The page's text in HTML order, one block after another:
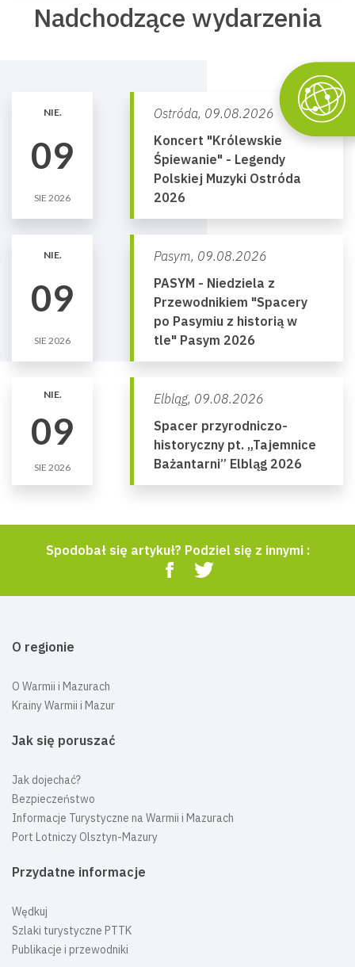
Nadchodzące wydarzenia
NIE.
09
SIE 2026
Ostróda, 09.08.2026
Koncert "Królewskie
Śpiewanie" - Legendy
Polskiej Muzyki Ostróda
2026
NIE.
09
SIE 2026
Pasym, 09.08.2026
PASYM - Niedziela z
Przewodnikiem "Spacery
po Pasymiu z historią w
tle" Pasym 2026
NIE.
09
SIE 2026
Elbląg, 09.08.2026
Spacer przyrodniczo-
historyczny pt. „Tajemnice
Bażantarni” Elbląg 2026
Spodobał się artykuł? Podziel się z innymi :
O regionie
O Warmii i Mazurach
Krainy Warmii i Mazur
Jak się poruszać
Jak dojechać?
Bezpieczeństwo
Informacje Turystyczne na Warmii i Mazurach
Port Lotniczy Olsztyn-Mazury
Przydatne informacje
Wędkuj
Szlaki turystyczne PTTK
Publikacje i przewodniki